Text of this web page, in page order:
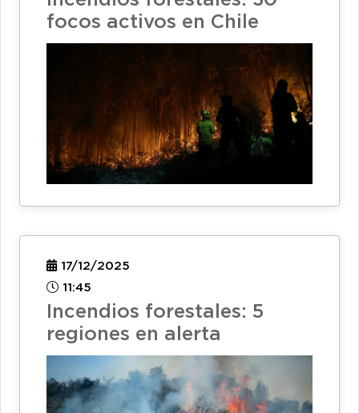
focos activos en Chile
17/12/2025
11:45
Incendios forestales: 5
regiones en alerta